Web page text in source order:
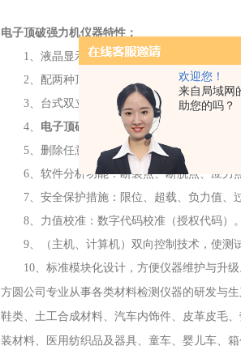
欢迎您！
来自局域网
助您的吗？
电子顶破强力机仪器特性：
1、液晶显示中文菜单操作。
2、配两种顶破功能及相关夹具。
3、台式双立柱龙门机型。
4、 电子顶破强力机
配计算机接口，联机操
5、 删除任意一项测得的数据，测试结果导出
6、 软件分析功能：断裂点、断脱点、应力
7、 安全保护措施：限位、超载、负力值、
8、 力值校准：数字代码校准（授权代码）。
9、
（主机、计算机）双向控制技术，使
10、 标准模块化设计，方便仪器维护与升级
方圆公司专业从事各类材料检测仪器的研发与
鞋类、土工合成材料、汽车内饰件、皮革皮毛
装材料、医用纺织品及器具、童车、婴儿车、